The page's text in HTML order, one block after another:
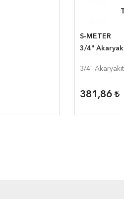
S-METER
3/4"
3/4"
381,86